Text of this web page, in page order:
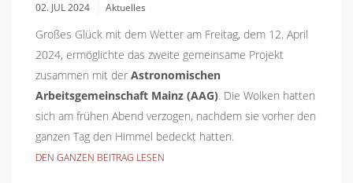
02. JUL 2024 Aktuelles
Großes Glück mit dem Wetter am Freitag, dem 12. April
2024, ermöglichte das zweite gemeinsame Projekt
zusammen mit der Astronomischen
Arbeitsgemeinschaft Mainz (AAG). Die Wolken hatten
sich am frühen Abend verzogen, nachdem sie vorher den
ganzen Tag den Himmel bedeckt hatten.
DEN GANZEN BEITRAG LESEN